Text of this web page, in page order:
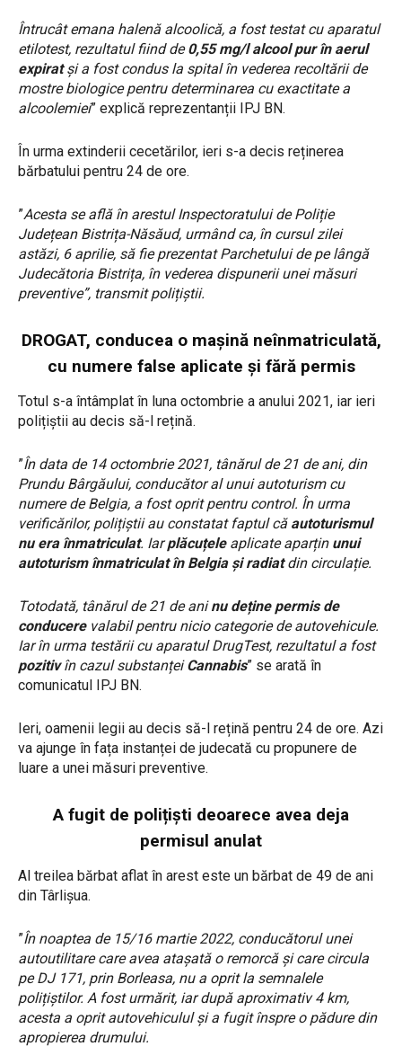
Întrucât emana halenă alcoolică, a fost testat cu aparatul
etilotest, rezultatul fiind de0,55 mg/l alcool pur în aerul
expiratși a fost condus la spital în vederea recoltării de
mostre biologice pentru determinarea cu exactitate a
alcoolemiei” explică reprezentanții IPJ BN.
În urma extinderii cecetărilor, ieri s-a decis reținerea
bărbatului pentru 24 de ore.
”Acesta se află în arestul Inspectoratului de Poliție
Județean Bistrița-Năsăud, urmând ca, în cursul zilei
astăzi, 6 aprilie, să fie prezentat Parchetului de pe lângă
Judecătoria Bistrița, în vederea dispunerii unei măsuri
preventive”, transmit polițiștii.
DROGAT, conducea o mașină neînmatriculată,
cu numere false aplicate și fără permis
Totul s-a întâmplat în luna octombrie a anului 2021, iar ieri
polițiștii au decis să-l rețină.
”În data de 14 octombrie 2021, tânărul de 21 de ani, din
Prundu Bârgăului, conducător al unui autoturism cu
numere de Belgia, a fost oprit pentru control. În urma
verificărilor, polițiștii au constatat faptul că autoturismul
nu era înmatriculat. Iarplăcuțeleaplicate aparțin unui
autoturism înmatriculat în Belgia și radiatdin circulație.
Totodată, tânărul de 21 de aninu deține permis de
conducerevalabil pentru nicio categorie de autovehicule.
Iar în urma testării cu aparatul DrugTest, rezultatul a fost
pozitivîn cazul substanțeiCannabis” se arată în
comunicatul IPJ BN.
Ieri, oamenii legii au decis să-l rețină pentru 24 de ore. Azi
va ajunge în fața instanței de judecată cu propunere de
luare a unei măsuri preventive.
A fugit de polițiști deoarece avea deja
permisul anulat
Al treilea bărbat aflat în arest este un bărbat de 49 de ani
din Târlișua.
”În noaptea de 15/16 martie 2022, conducătorul unei
autoutilitare care avea atașată o remorcă și care circula
pe DJ 171, prin Borleasa, nu a oprit la semnalele
polițiștilor. A fost urmărit, iar după aproximativ 4 km,
acesta a oprit autovehiculul și a fugit înspre o pădure din
apropierea drumului.